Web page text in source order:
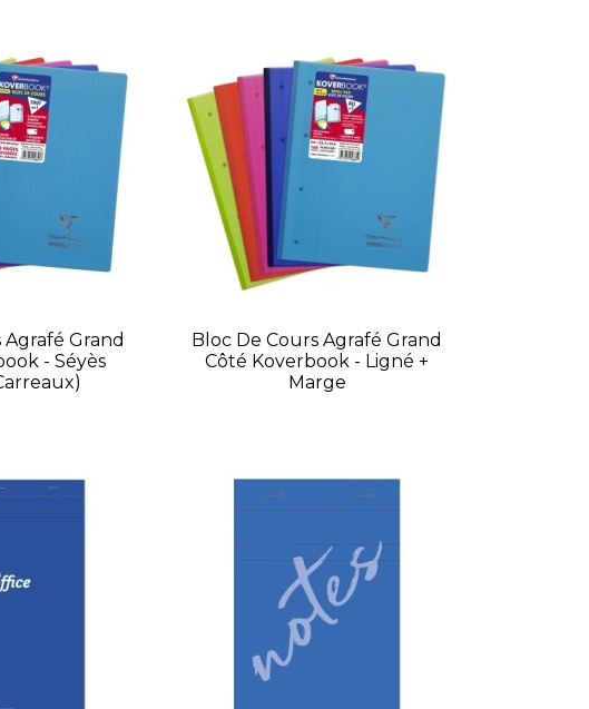
Agrafé Grand
- Séyès
Bloc De Cours Agrafé Grand
Côté Koverbook - Ligné +
Marge